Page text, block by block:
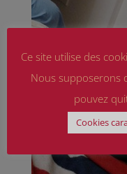
Ce site utilise des
Nous supposerons
pouvez
Cookies